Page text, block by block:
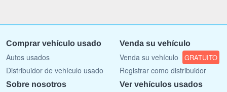
Comprar vehículo usado
Autos usados
Distribuidor de vehículo usado
Venda su vehículo
Venda su vehículo GRATUITO
Registrar como distribuidor
Sobre nosotros Ver vehículos usados